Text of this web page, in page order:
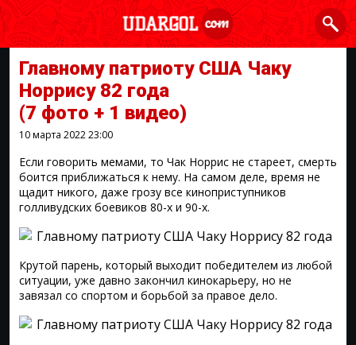
Главному патриоту США Чаку
Норрису 82 года
(7 фото + 1 видео)
10 марта 202223:00
Если говорить мемами, то Чак Норрис не стареет, смерть
боится приближаться к нему. На самом деле, время не
щадит никого, даже грозу все киноприступников
голливудских боевиков 80-х и 90-х.
Крутой парень, который выходит победителем из любой
ситуации, уже давно закончил кинокарьеру, но не
завязал со спортом и борьбой за правое дело.